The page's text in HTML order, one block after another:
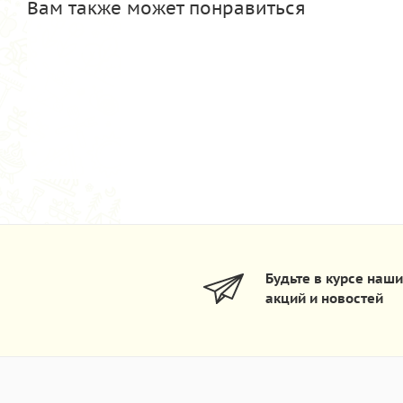
Вам также может понравиться
Будьте в курсе
акций и новостей